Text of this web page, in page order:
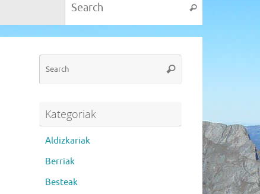
Search
Search
Kategoriak
Aldizkariak
Berriak
Besteak